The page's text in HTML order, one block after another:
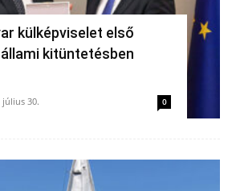
külképviselet első
kitüntetésben
július 30. 0